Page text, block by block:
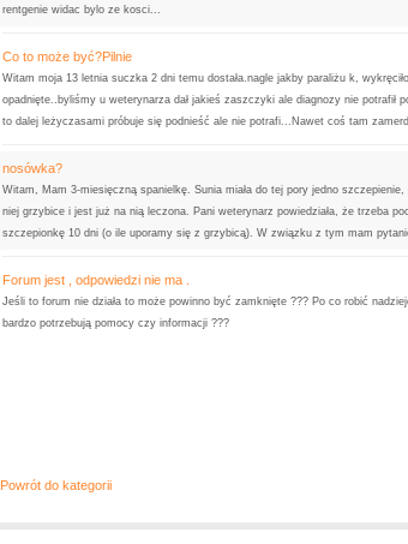
rentgenie widac bylo ze kosci...
Co to może być?Pilnie
Witam moja 13 letnia suczka 2 dni temu dostała.nagle jakby paraliżu k,
opadnięte..byliśmy u weterynarza dał jakieś zaszczyki ale diagnozy nie potrafił
to dalej leżyczasami próbuje się podnieść ale nie potrafi...Nawet coś tam
nosówka?
Witam, Mam 3-miesięczną spanielkę. Sunia miała do tej pory jedno
niej grzybice i jest już na nią leczona. Pani weterynarz powiedziała, że trzeba
szczepionkę 10 dni (o ile uporamy się z grzybicą). W związku z tym mam
Forum jest , odpowiedzi nie ma .
Jeśli to forum nie działa to może powinno być zamknięte ??? Po co robić
bardzo potrzebują pomocy czy informacji ???
Powrót do kategorii